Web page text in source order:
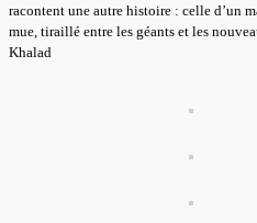
racontent une autre histoire : celle d’un
mue, tiraillé entre les géants et les
Khalad